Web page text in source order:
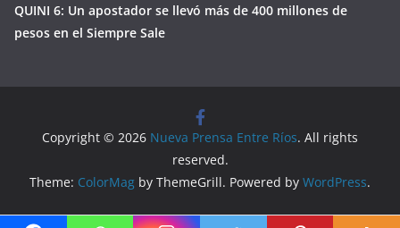
QUINI 6: Un apostador se llevó más de 400 millones de
pesos en el Siempre Sale
Copyright © 2026 Nueva Prensa Entre Ríos. All rights
reserved.
Theme: ColorMag by ThemeGrill. Powered by WordPress.